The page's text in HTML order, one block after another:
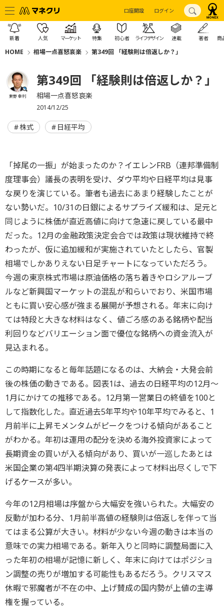
口座開設 ログイン
新着 人気 マーケット 特集 初心者 ライフデザイン 連載 著者 商
HOME 相場一点喜怒哀楽 第349回 「経験則は倍返しか？」
東野 幸利
第349回 「経験則は倍返しか？」
相場一点喜怒哀楽
2014/12/25
株式 日経平均
「掉尾の一振」が始まったのか？イエレンFRB（連邦準備制
度理事会）議長の表明を受け、ダウ平均や日経平均は見事
な戻りを演じている。筆者も過去にあまり経験したことが
ない勢いだ。10/31の日銀によるサプライズ緩和は、足元と
同じように株価が直近高値に向けて急速に戻している最中
だった。12月の金融政策決定会合では政策は現状維持で終
わったが、仮に追加緩和が実施されていたとしたら、官製
相場でしかありえない日足チャートになっていただろう。
今週の東京株式市場は原油価格の落ち着きやロシアルーブ
ルなど新興国マーケットの混乱が和らいでおり、米国市場
ともに買い安心感が強まる展開が予想される。年末に向け
ては特段と大きな材料はなく、値ごろ感のある銘柄や配当
利回りなどバリエーション面で優位な銘柄への資金流入が
見込まれる。
この時期になると毎年話題になるのは、大納会・大発会前
後の株価の動きである。図表1は、過去の日経平均の12月～
1月にかけての推移である。12月第一営業日の終値を100と
して指数化した。直近過去5年平均や10年平均でみると、1
月前半に上昇モメンタムがピークをつける傾向があること
がわかる。年初は運用の配分を決める海外投資家によって
長期資金の買いが入る傾向があり、買いが一巡したあとは
米国企業の第4四半期決算の発表によって材料出尽くしで下
げるケースが多い。
今年の12月相場は序盤から大幅安を強いられた。大幅安の
反動が加わる分、1月前半高値の経験則は倍返しを伴って当
てはまる公算が大きい。材料が少ない今週の動きは本当の
意味での実力相場である。新年入りと同時に調整局面に入
った年初の相場が記憶に新しく、年末に向けてはポジショ
ン調整の売りが増加する可能性もあるだろう。クリスマス
休暇で邪魔者が不在の中、上げ賛成の国内勢が上値の主導
権を握っている。